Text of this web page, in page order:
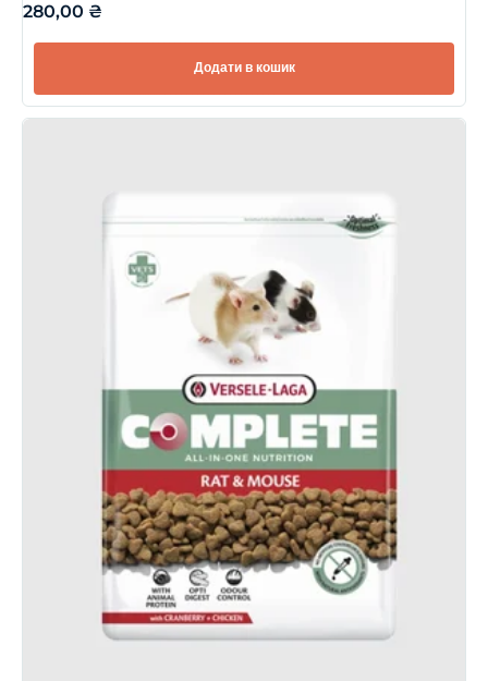
280,00 ₴
Додати в кошик